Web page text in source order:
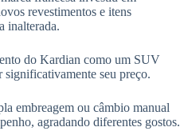
revestimentos e itens
inalterada.
do Kardian como um SUV
seu preço.
embreagem ou câmbio manual
agradando diferentes gostos.